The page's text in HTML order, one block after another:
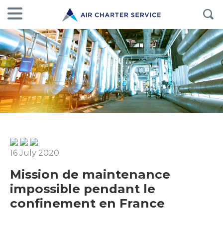
16 July 2020
Mission de maintenance
impossible pendant le
confinement en France